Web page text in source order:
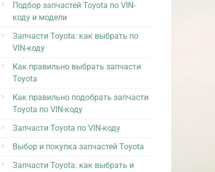
Подбор запчастей Toyota по VIN-
коду и модели
Запчасти Toyota: как выбрать по
VIN-коду
Как правильно выбрать запчасти
Toyota
Как правильно подобрать запчасти
Toyota по VIN-коду
Запчасти Toyota по VIN-коду
Выбор и покупка запчастей Toyota
Запчасти Toyota: как выбрать и